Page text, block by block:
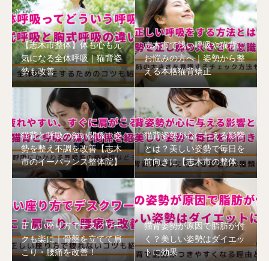
【志木市整体】体も心も元
気になる全体呼吸｜猫背姿
勢も改善
志木市で浅い呼吸や猫背に
お悩みの方へ｜姿勢から整
える本格猫背矯正
猫背と呼吸の深い関係！姿
勢を整え不調を改善【志木
市のイーバランス整体院】
猫背姿勢が心に与える影響
とは？美しい姿勢で毎日を
前向きに【志木市の整体
院】
正しい座り方でデスクワー
クも楽に｜骨盤を立てて肩
こり・腰痛を改善！
猫背姿勢が原因で脂肪が付
く？美しい姿勢はダイエッ
トに効果